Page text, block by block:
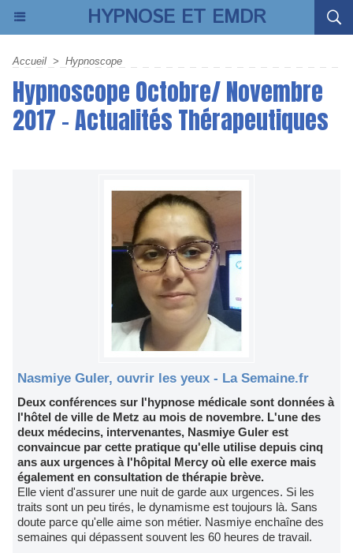
HYPNOSE ET EMDR
Accueil > Hypnoscope
Hypnoscope Octobre/ Novembre
2017 - Actualités Thérapeutiques
Nasmiye Guler, ouvrir les yeux - La Semaine.fr
Deux conférences sur l'hypnose médicale sont données à
l'hôtel de ville de Metz au mois de novembre. L'une des
deux médecins, intervenantes, Nasmiye Guler est
convaincue par cette pratique qu'elle utilise depuis cinq
ans aux urgences à l'hôpital Mercy où elle exerce mais
également en consultation de thérapie brève.
Elle vient d'assurer une nuit de garde aux urgences. Si les
traits sont un peu tirés, le dynamisme est toujours là. Sans
doute parce qu'elle aime son métier. Nasmiye enchaîne des
semaines qui dépassent souvent les 60 heures de travail.